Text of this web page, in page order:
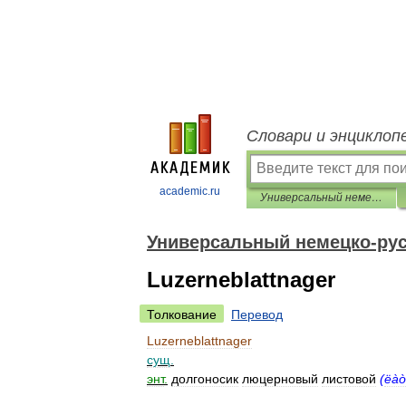
academic.ru
Словари и
Универсальный немецко-русский словарь
Универсальный немецко-
Luzerneblattnager
Толкование
Перевод
Luzerneblattnager
сущ
энт. долгоносик люцерновый листовой (ëàò